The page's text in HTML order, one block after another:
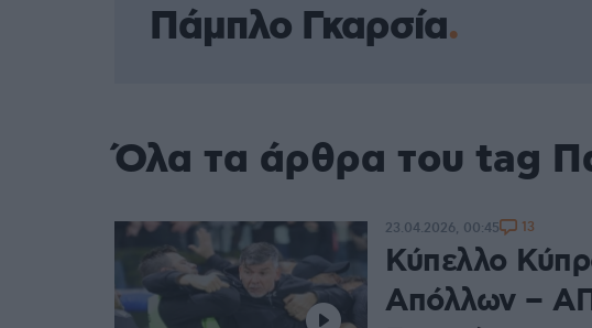
Πάμπλο Γκαρσία
Όλα τα άρθρα του tag
Κύπελλο
Απόλλων –
23.04.2026, 00:45 13